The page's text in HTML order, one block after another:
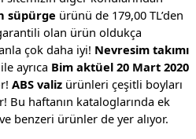
süpürge ürünü de 179,00 TL’den
olan ürün oldukça
çok daha iyi! Nevresim takımı
ayrıca Bim aktüel 20 Mart 2020
ABS valizürünleri çeşitli boyları
Bu haftanın kataloglarında ek
benzeri ürünler de yer alıyor.